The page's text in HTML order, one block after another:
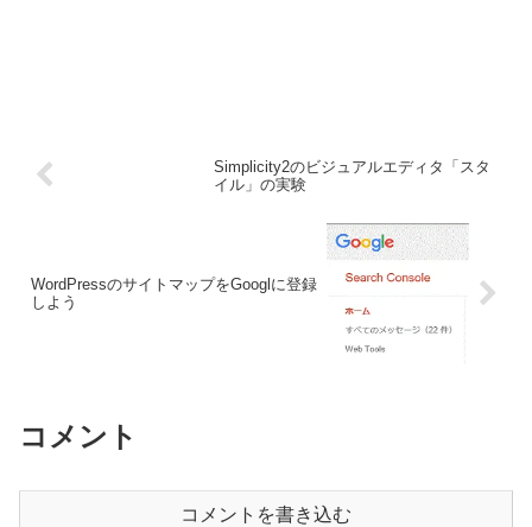
Simplicity2のビジュアルエディタ「スタ
イル」の実験
WordPressのサイトマップをGooglに登録
しよう
コメント
コメントを書き込む